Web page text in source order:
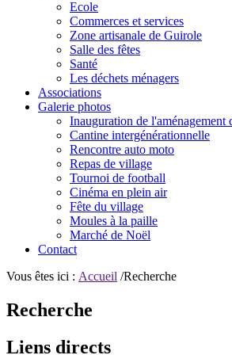
Ecole
Commerces et services
Zone artisanale de Guirole
Salle des fêtes
Santé
Les déchets ménagers
Associations
Galerie photos
Inauguration de l'aménagement
Cantine intergénérationnelle
Rencontre auto moto
Repas de village
Tournoi de football
Cinéma en plein air
Fête du village
Moules à la paille
Marché de Noël
Contact
Vous êtes ici : Accueil /Recherche
Recherche
Liens directs